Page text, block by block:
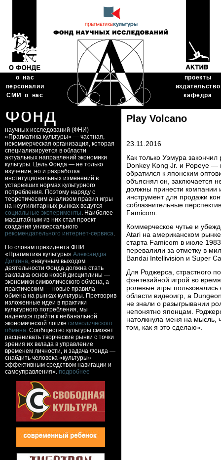
о нас
персоналии
СМИ о нас
проекты
издательство
кафедра
Фонд
научных исследований (ФНИ)
«Прагматика культуры» — частная,
некоммерческая организация, которая
специализируется в области
актуальных направлений экономики
культуры. Цель Фонда — не только
изучение, но и разработка
институциональных изменений в
устаревших нормах культурного
потребления. Поэтому наряду с
теоретическим анализом правил игры
на неутилитарных рынках ведутся
социальные эксперименты. Наиболее
масштабным из них стал проект
создания универсального
рекомендательного интернет-сервиса.
По словам президента ФНИ
«Прагматика культуры» Александра
Долгина, «научным выходом
деятельности Фонда должна стать
закладка основ новой дисциплины —
экономики символического обмена, а
практическим — новые правила
обмена на рынках культуры. Претворив
изложенные идеи в практики
культурного потребления, мы
надеемся прийти к небанальной
экономической логике символического
обмена. Сообщество культуры сможет
расценивать творческие рынки с точки
зрения их вклада в управление
временем личности, и задача Фонда —
снабдить человека «культуры»
эффективным средством навигации и
самоуправления». подробнее
Play Volcano
23.11.2016
Как только Уэмура
Donkey Kong Jr. и Popeye —
обратился к японским
объяснял он, заключается
должны принести компании
инструмент для продажи
соблазнительные
Famicom.
Коммерческое чутье и
Atari на американском
старта Famicom в июле
перевалили за отметку в
Bandai Intellivision и Super
Для Роджерса, страстного
фэнтезийной игрой во
ролевые игры
области видеоигр, a
не знали о разыгрывании
непонятно японцам.
натолкнула меня на мысль,
том, как я это сделаю».